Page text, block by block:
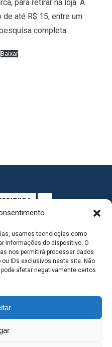
usamos tecnologias como
informações do dispositivo. O
nos permitirá processar dados
IDs exclusivos neste site. Não
afetar negativamente certos
para retirar na loja. A
até R$ 15, entre um
completa.
Baixar
MUNICIPAL - Avenida